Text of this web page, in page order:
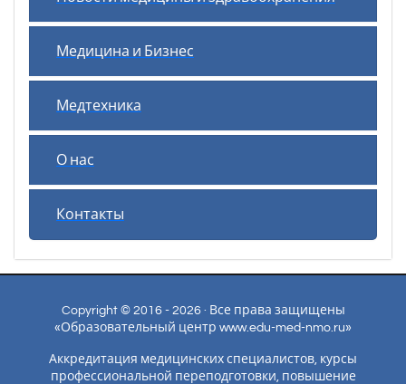
Медицина и Бизнес
Медтехника
О нас
Контакты
Copyright © 2016 - 2026 · Все права защищены
«Образовательный центр www.edu-med-nmo.ru»
Аккредитация медицинских специалистов, курсы
профессиональной переподготовки, повышение